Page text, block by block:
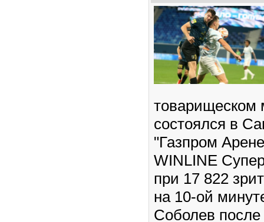
товарищеском
состоялся в
"Газпром
WINLINE
при 17 822
на 10-ой
Соболев после